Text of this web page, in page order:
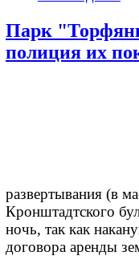
Парк
полиция их
развертывания (в
Кронштадтского
ночь, так как
договора аренды